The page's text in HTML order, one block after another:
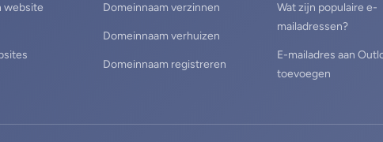
website
Domeinnaam verzinnen
Domeinnaam verhuizen
Domeinnaam registreren
Wat zijn populaire e-
mailadressen?
E-mailadres aan
toevoegen